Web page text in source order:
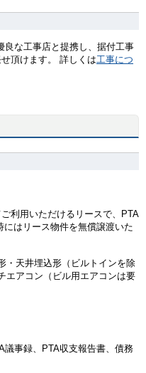
良な工事店と提携し、据付工事
頂けます。 詳しくは工事につ
利用いただけるリースで、PTA
はリース物件を無償譲渡いた
天井埋込形（ビルトインを除
エアコン（ビル用エアコンは要
議事録、PTA収支報告書、債務